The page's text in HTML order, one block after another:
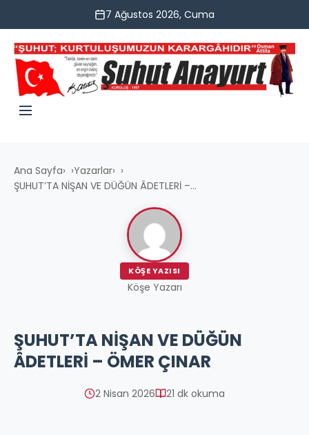
7 Ağustos 2026, Cuma
Ana Sayfa› Yazarlar›
ŞUHUT’TA NİŞAN VE DÜĞÜN ÂDETLERİ –...
KÖŞE YAZISI
Köşe Yazarı
ŞUHUT’TA NİŞAN VE DÜĞÜN
ÂDETLERİ – ÖMER ÇINAR
2 Nisan 2026 21 dk okuma